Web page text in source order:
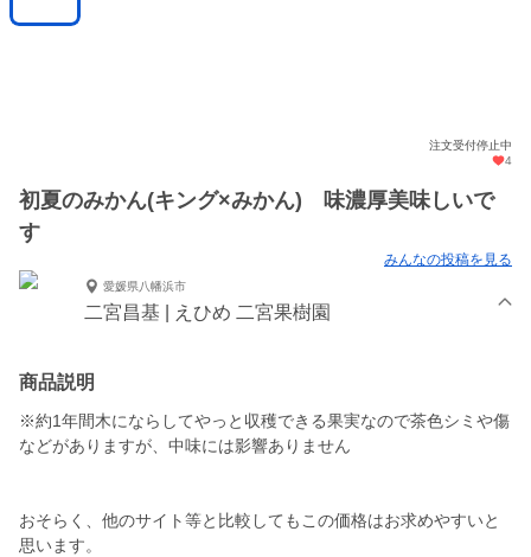
注文受付停止中
4
初夏のみかん(キング×みかん) 味濃厚美味しいで
す
みんなの投稿を見る
愛媛県八幡浜市
二宮昌基 | えひめ 二宮果樹園
商品説明
※約1年間木にならしてやっと収穫できる果実なので茶色シミや傷
などがありますが、中味には影響ありません
おそらく、他のサイト等と比較してもこの価格はお求めやすいと
思います。